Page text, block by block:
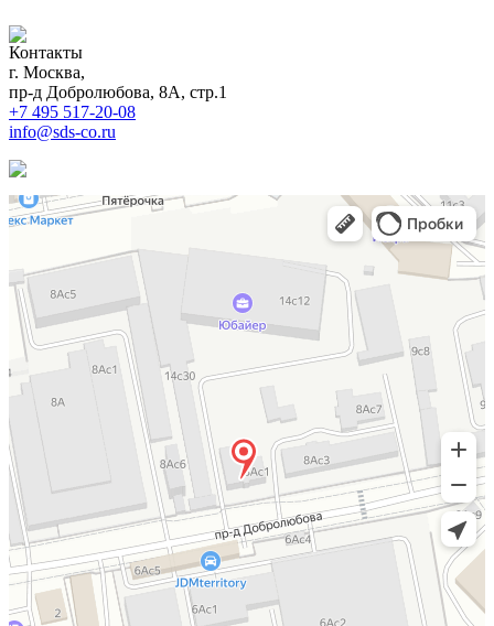
Контакты
г. Москва,
пр-д Добролюбова, 8А, стр.1
+7 495 517-20-08
info@sds-co.ru